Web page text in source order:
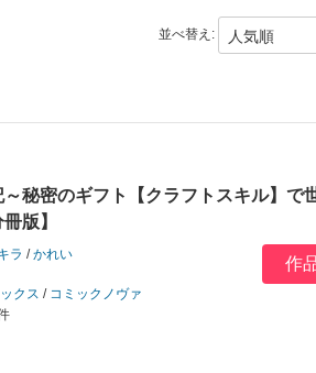
並べ替え:
秘密のギフト【クラフトスキル】で
版】
ラ /かれい
クス / コミックノヴァ
作